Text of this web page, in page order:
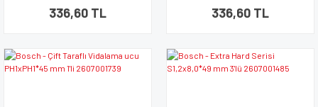
336,60 TL 336,60 TL